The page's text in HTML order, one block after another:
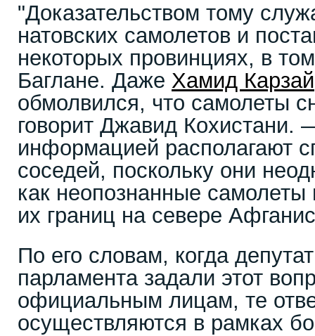
"Доказательством тому
натовских самолетов и
некоторых провинциях, в
Баглане. Даже Хамид Карзай
обмолвился, что самолеты
говорит Джавид Кохистани.
информацией располагают
соседей, поскольку они
как неопознанные
их границ на севере
По его словам, когда
парламента задали этот
официальным лицам, те
осуществляются в рамках